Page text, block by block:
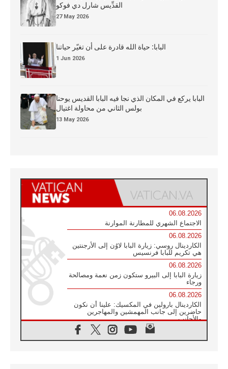
القدِّيس شارل دي فوكو
27 May 2026
البابا: حياة الله قادرة على أن تغيّر حياتنا
1 Jun 2026
البابا يركع في المكان الذي نجا فيه البابا القديس يوحنا
بولس الثاني من محاولة اغتيال
13 May 2026
06.08.2026
الاجتماع الشهري للمطارنة الموارنة
06.08.2026
الكاردينال روسي: زيارة البابا لاوُن إلى الأرجنتين
هي تكريم للبابا فرنسيس
06.08.2026
زيارة البابا إلى البيرو ستكون زمن نعمة ومصالحة
ورجاء
06.08.2026
الكاردينال بارولين في المكسيك: علينا أن نكون
حاضرين إلى جانب المهمشين والمهاجرين
والأجانب
البابا لاوُن الرابع عشر للشباب في أسيزي: